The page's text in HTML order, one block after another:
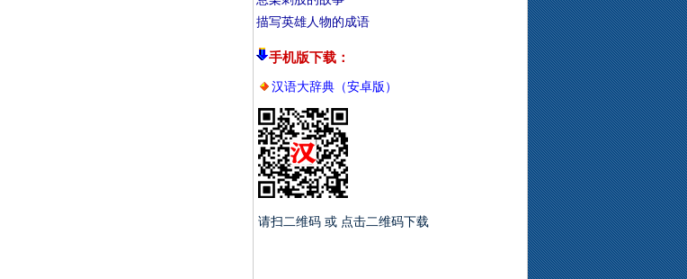
描写英雄人物的成语
手机版下载：
汉语大辞典（安卓版）
请扫二维码 或 点击二维码下载